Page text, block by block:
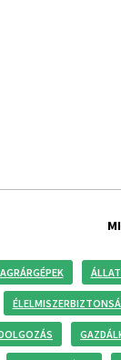
AGRÁRGÉPEK